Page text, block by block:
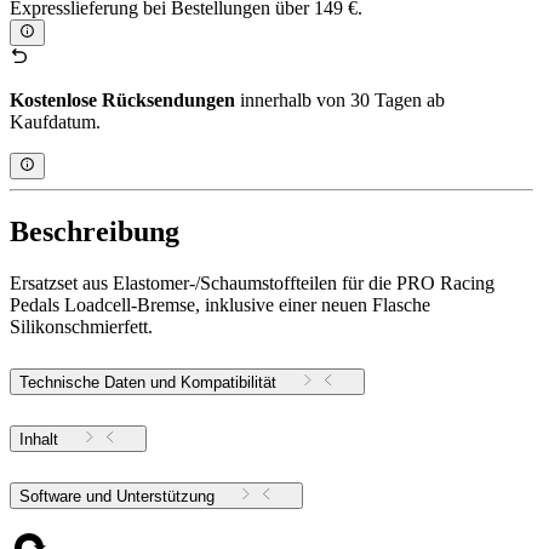
Expresslieferung bei Bestellungen über 149 €.
Kostenlose Rücksendungen innerhalb von 30 Tagen ab
Kaufdatum.
Beschreibung
Ersatzset aus Elastomer-/Schaumstoffteilen für die PRO Racing
Pedals Loadcell-Bremse, inklusive einer neuen Flasche
Silikonschmierfett.
Technische Daten und Kompatibilität
Inhalt
Software und Unterstützung